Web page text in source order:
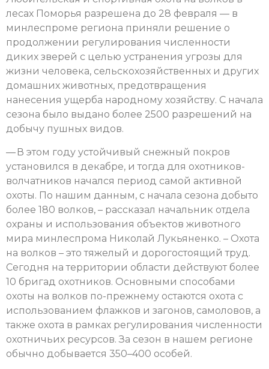
лесах Поморья разрешена до 28 февраля — в
минлеспроме региона приняли решение о
продолжении регулирования численности
диких зверей с целью устранения угрозы для
жизни человека, сельскохозяйственных и других
домашних животных, предотвращения
нанесения ущерба народному хозяйству. С начала
сезона было выдано более 2500 разрешений на
добычу пушных видов.
— В этом году устойчивый снежный покров
установился в декабре, и тогда для охотников-
волчатников начался период самой активной
охоты. По нашим данным, с начала сезона добыто
более 180 волков, – рассказал начальник отдела
охраны и использования объектов животного
мира минлеспрома Николай Лукьяненко. – Охота
на волков – это тяжелый и дорогостоящий труд.
Сегодня на территории области действуют более
10 бригад охотников. Основными способами
охоты на волков по-прежнему остаются охота с
использованием флажков и загонов, самоловов, а
также охота в рамках регулирования численности
охотничьих ресурсов. За сезон в нашем регионе
обычно добывается 350–400 особей.